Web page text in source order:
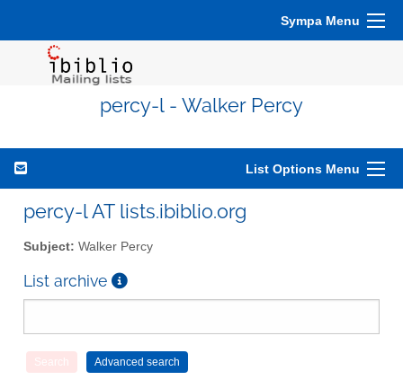
Sympa Menu
percy-l - Walker Percy
List Options Menu
percy-l AT lists.ibiblio.org
Subject: Walker Percy
List archive